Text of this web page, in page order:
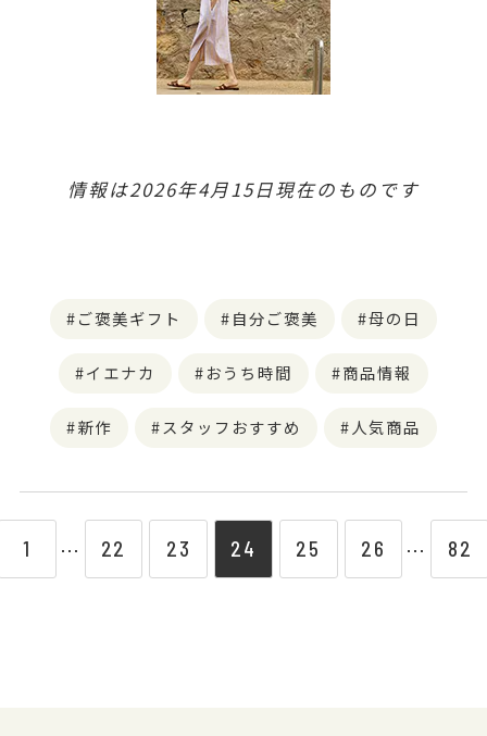
情報は2026年4月15日現在のものです
ご褒美ギフト 自分ご褒美 母の日
イエナカ おうち時間 商品情報
新作 スタッフおすすめ 人気商品
1 ⋯ 22 23 24 25 26 ⋯ 82